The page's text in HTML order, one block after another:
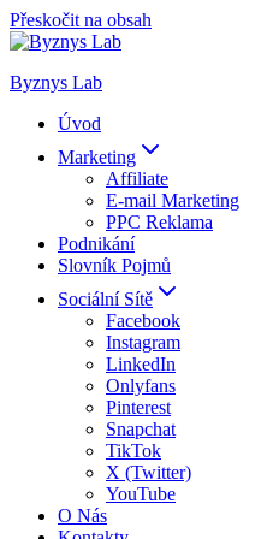
Přeskočit na obsah
Byznys Lab
Úvod
Marketing
Affiliate
E-mail Marketing
PPC Reklama
Podnikání
Slovník Pojmů
Sociální Sítě
Facebook
Instagram
LinkedIn
Onlyfans
Pinterest
Snapchat
TikTok
X (Twitter)
YouTube
O Nás